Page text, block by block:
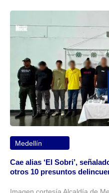
Medellín
Cae alias ‘El Sobri’,
otros 10 presuntos